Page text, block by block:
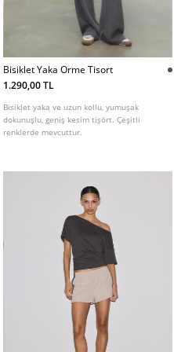
Bisiklet Yaka Orme Tisort
1.290,00 TL
Bisiklet yaka ve uzun kollu, yumuşak
dokunuşlu, geniş kesim tişört. Çeşitli
renklerde mevcuttur.